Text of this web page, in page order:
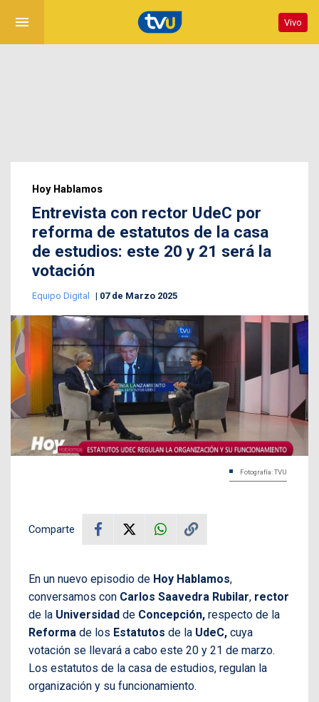
menu Vivo
Hoy Hablamos
Entrevista con rector UdeC por
reforma de estatutos de la casa
de estudios: este 20 y 21 será la
votación
Equipo Digital 07 de Marzo 2025
Fotografía: TVU
Comparte
En un nuevo episodio de Hoy Hablamos,
conversamos con Carlos Saavedra Rubilar, rector
de la Universidad de Concepción, respecto de la
Reforma de los Estatutos de la UdeC, cuya
votación se llevará a cabo este 20 y 21 de marzo.
Los estatutos de la casa de estudios, regulan la
organización y su funcionamiento.